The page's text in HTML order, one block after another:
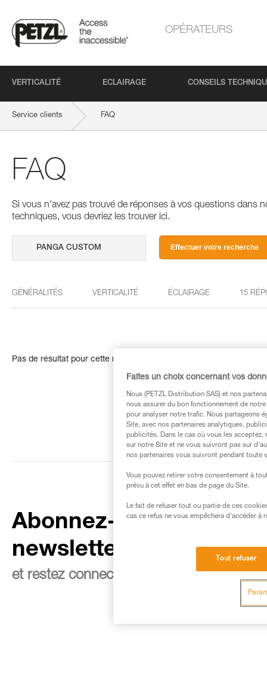
OPÉRATEURS
VERTICALITÉ ECLAIRAGE CONSEILS
Service clients FAQ
FAQ
Si vous n'avez pas trouvé de réponses à vos questions dans
techniques, vous devriez les trouver ici.
Effectuer votre recherche
GÉNÉRALITÉS VERTICALITÉ ÉCLAIRAGE 15
Pas de résultat pour cette recherche
Abonnez-vous à la
newsletter
et restez connecté à notre actualité
Faites un choix concernant vos
Nous (PETZL Distribution SAS) et nos
nous assurer du bon fonctionnement de
pour analyser notre trafic. Nous partageons
Site, avec nos partenaires analytiques,
publicités. Dans le cas où vous les
sur notre Site et ne vous suivront pas sur
nos partenaires vous suivront pendant toute
Vous pouvez retirer votre consentement à
prévu à cet effet en bas de page du Site.
Le fait de refuser tout ou partie de ces
cas ce refus ne vous empêchera d’accéder à
Tout refuser